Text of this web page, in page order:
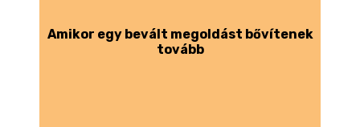
Amikor egy bevált megoldást bővítenek
tovább